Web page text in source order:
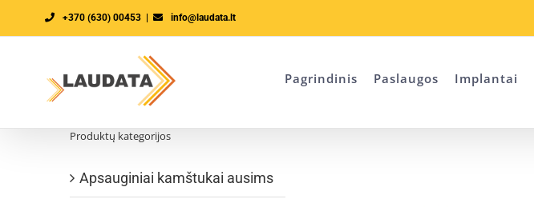
+370 (630) 00453 info@laudata.lt
Pagrindinis Paslaugos Implantai
Produktų kategorijos
Apsauginiai kamštukai ausims